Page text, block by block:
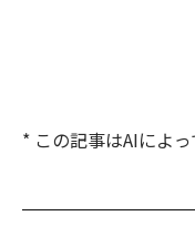
* この記事はAIによっ